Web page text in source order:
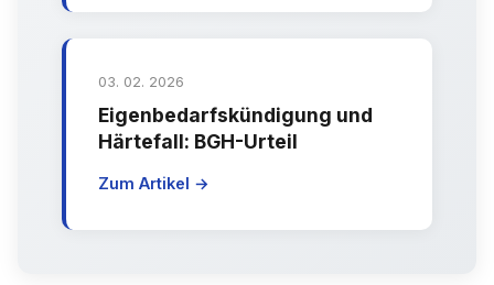
03. 02. 2026
Eigenbedarfskündigung und
Härtefall: BGH-Urteil
Zum Artikel →